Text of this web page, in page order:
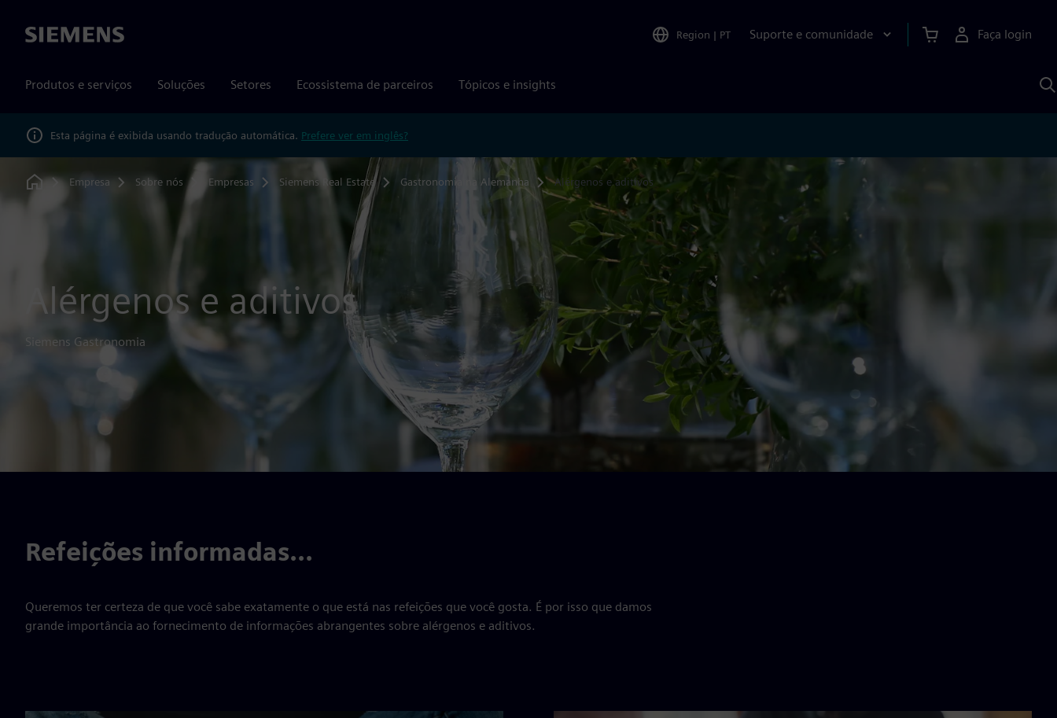
Siemens Region | PT Suporte e comunidade Faça login
Produtos e serviços Soluções Setores Ecossistema de parceiros Tópicos e insights
Esta página é exibida usando tradução automática. Prefere ver em inglês?
Home
Empresa Sobre nós Empresas Siemens Real Estate Gastronomia na Alemanha Alérgenos e aditivos
Alérgenos e aditivos
Siemens Gastronomia
Refeições informadas...
Queremos ter certeza de que você sabe exatamente o que está nas refeições que você gosta. É por isso que damos
grande importância ao fornecimento de informações abrangentes sobre alérgenos e aditivos.